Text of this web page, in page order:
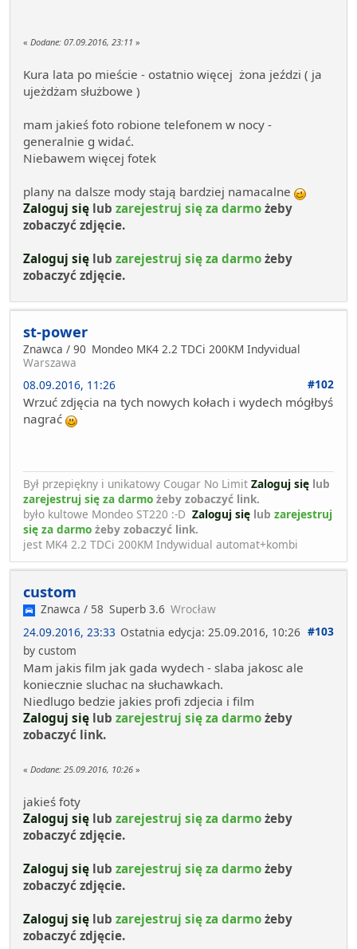
« Dodane: 07.09.2016, 23:11 »
Kura lata po mieście - ostatnio więcej żona jeździ ( ja
ujeżdżam służbowe )
mam jakieś foto robione telefonem w nocy -
generalnie g widać.
Niebawem więcej fotek
plany na dalsze mody stają bardziej namacalne
Zaloguj się lub zarejestruj się za darmo żeby
zobaczyć zdjęcie.
Zaloguj się lub zarejestruj się za darmo żeby
zobaczyć zdjęcie.
st-power
Znawca / 90 Mondeo MK4 2.2 TDCi 200KM Indyvidual
Warszawa
08.09.2016, 11:26
#102
Wrzuć zdjęcia na tych nowych kołach i wydech mógłbyś
nagrać
Był przepiękny i unikatowy Cougar No Limit Zaloguj się lub
zarejestruj się za darmo żeby zobaczyć link.
było kultowe Mondeo ST220 :-D Zaloguj się lub zarejestruj
się za darmo żeby zobaczyć link.
jest MK4 2.2 TDCi 200KM Indywidual automat+kombi
custom
Znawca / 58 Superb 3.6 Wrocław
24.09.2016, 23:33
#103
Ostatnia edycja: 25.09.2016, 10:26
by custom
Mam jakis film jak gada wydech - slaba jakosc ale
koniecznie sluchac na słuchawkach.
Niedlugo bedzie jakies profi zdjecia i film
Zaloguj się lub zarejestruj się za darmo żeby
zobaczyć link.
« Dodane: 25.09.2016, 10:26 »
jakieś foty
Zaloguj się lub zarejestruj się za darmo żeby
zobaczyć zdjęcie.
Zaloguj się lub zarejestruj się za darmo żeby
zobaczyć zdjęcie.
Zaloguj się lub zarejestruj się za darmo żeby
zobaczyć zdjęcie.